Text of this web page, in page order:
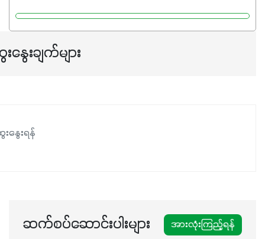
အရသာ ပိုမိုကောင်းမွန်စေဖို့အတွက် လိုအပ်တဲ့အာဟာရဓာတ်
ဖြစ်ပါတယ်။ ဟူးမစ်အက်စစ်ပါဝင်ပေါင်းစပ်ထားတဲ့အတွက်
နှံစားသီးနှံများ၊ပဲအမျိုးမျိုး၊ဟင်းသီးဟင်းရွက်နဲ့ ဥယျာဉ်ခြံသီးနှံ
အားလုံးမှာ အသုံးပြုနိုင်တယ်ဆိုတော့ တစ်မျိုးတည်းနဲ့ အားလုံး
နွေးချက်များ
နွေးရန်
ဆက်စပ်ဆောင်းပါးများ အားလုံးကြည့်ရန်